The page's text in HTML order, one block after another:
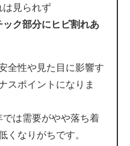
は見られず
ック部分にヒビ割れあ
全性や見た目に影響す
スポイントになりま
では需要がやや落ち着
くなりがちです。